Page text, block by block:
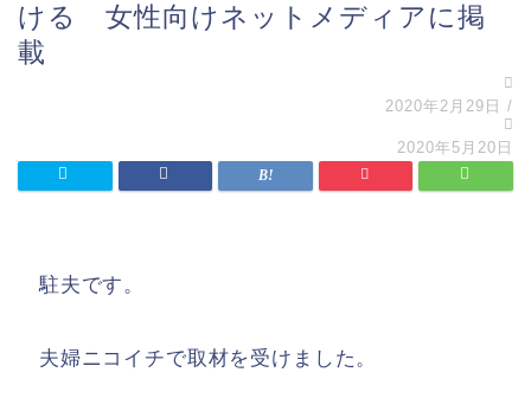
ける 女性向けネットメディアに掲
載
2020年2月29日 /
2020年5月20日
駐夫です。
夫婦ニコイチで取材を受けました。